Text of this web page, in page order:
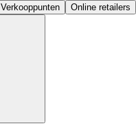
Verkooppunten Online retailers